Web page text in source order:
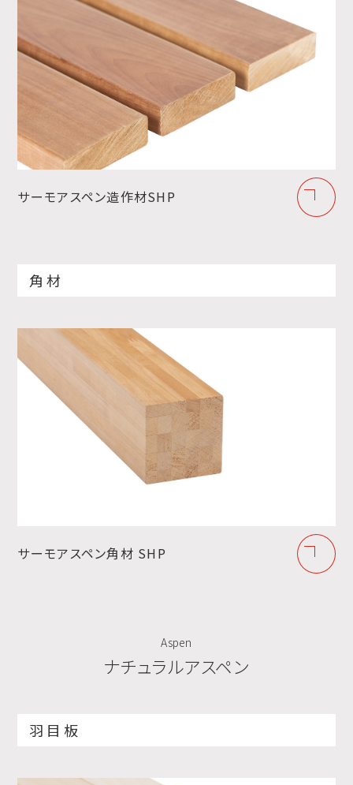
サーモアスペン造作材SHP
角材
サーモアスペン角材 SHP
Aspen
ナチュラルアスペン
羽目板